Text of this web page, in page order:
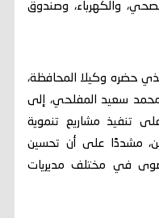
والكهرباء، وصندوق
حضره وكيلا المحافظة،
محمد سعيد المفلحي، إلى
على تنفيذ مشاريع تنموية
مشددًا على أن تحسين
في مختلف مديريات